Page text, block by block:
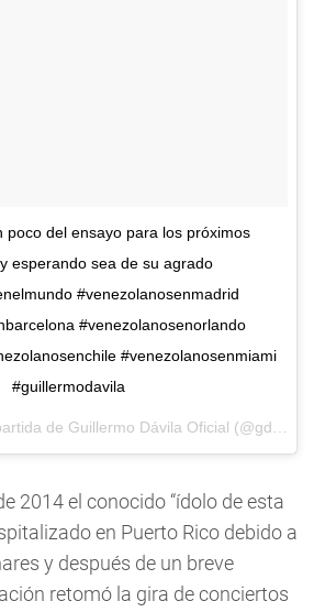
poco del ensayo para los próximos
esperando sea de su agrado
#venezolanosenmadrid
#venezolanosenorlando
#venezolanosenmiami
#guillermodavila
de Guillermo Dávila Oficial (@gdavilaoficial) el
2014 el conocido “ídolo de esta
en Puerto Rico debido a
y después de un breve
retomó la gira de conciertos